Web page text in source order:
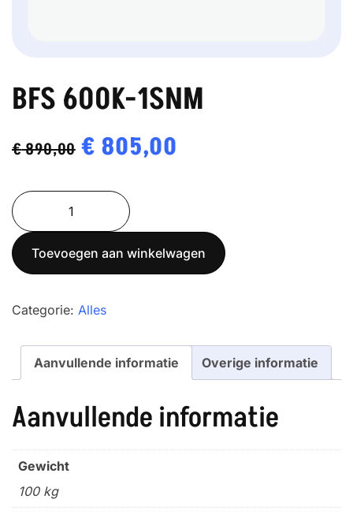
BFS 600K-1SNM
€890,00 Oorspronkelijke
was:
€ 890,00.
€ 805,00
€ 805,00.
BFS
600K-
1SNM
aantal
Toevoegen aan winkelwagen
Categorie: Alles
Aanvullende informatie Overige informatie
Aanvullende informatie
Gewicht
100 kg